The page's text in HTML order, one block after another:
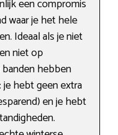
een compromis
waar je het hele
Ideaal als je niet
niet op
hebben
hebt geen extra
en je hebt